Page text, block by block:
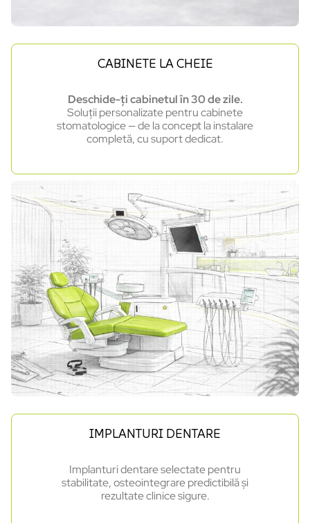
CABINETE LA CHEIE
Deschide-ți cabinetul în 30 de zile.
Soluții personalizate pentru cabinete
stomatologice — de la concept la instalare
completă, cu suport dedicat.
IMPLANTURI DENTARE
Implanturi dentare selectate pentru
stabilitate, osteointegrare predictibilă și
rezultate clinice sigure.